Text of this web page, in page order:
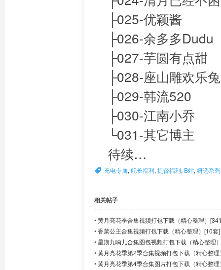
├025-优颖酱
├026-余多多Dudu
├027-芋圆有点甜
├028-座山雕欢乐兔
├029-韩流520
├030-江南小乔
└031-其它博主
待续…
充电专属, 舰长福利, 提督福利, B站, 妍选系列
相关帖子
•黄月亮花季合集视频打包下载（精心整理）[34
•香菜公主合集视频打包下载（精心整理）[10套]
•星期九响儿合集图包视频打包下载（精心整理
•黄月亮花季第2季合集视频打包下载（精心整
•黄月亮花季第4季合集图片打包下载（精心整理